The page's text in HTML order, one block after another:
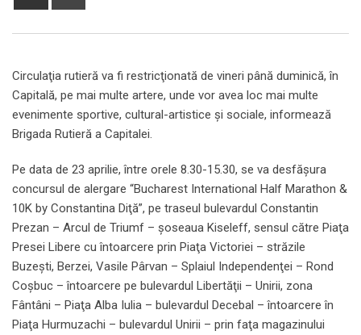
Circulaţia rutieră va fi restricţionată de vineri până duminică, în
Capitală, pe mai multe artere, unde vor avea loc mai multe
evenimente sportive, cultural-artistice şi sociale, informează
Brigada Rutieră a Capitalei.
Pe data de 23 aprilie, între orele 8.30-15.30, se va desfăşura
concursul de alergare “Bucharest International Half Marathon &
10K by Constantina Diţă”, pe traseul bulevardul Constantin
Prezan – Arcul de Triumf – şoseaua Kiseleff, sensul către Piaţa
Presei Libere cu întoarcere prin Piaţa Victoriei – străzile
Buzeşti, Berzei, Vasile Pârvan – Splaiul Independenţei – Rond
Coşbuc – întoarcere pe bulevardul Libertăţii – Unirii, zona
Fântâni – Piaţa Alba Iulia – bulevardul Decebal – întoarcere în
Piaţa Hurmuzachi – bulevardul Unirii – prin faţa magazinului